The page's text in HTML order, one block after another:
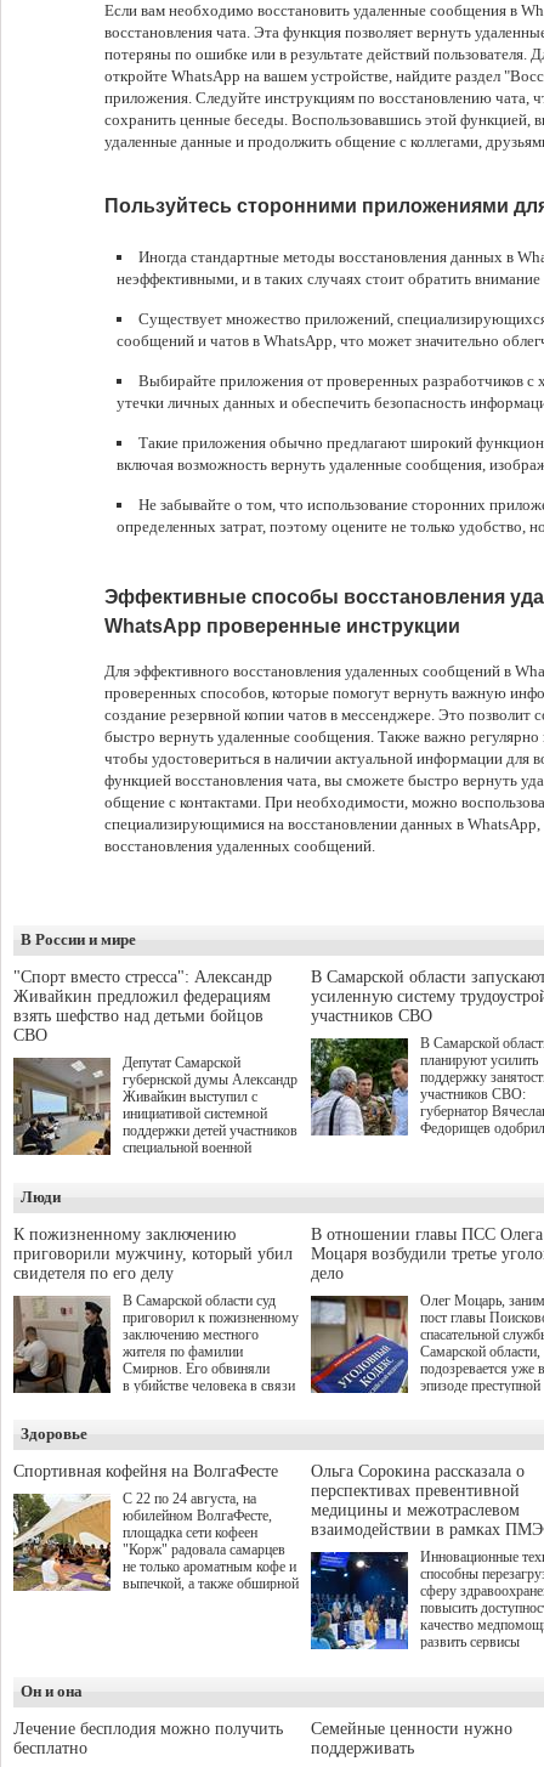
Если вам необходимо восстановить удаленные сообщения в
восстановления чата. Эта функция позволяет вернуть
потеряны по ошибке или в результате действий пользователя.
откройте WhatsApp на вашем устройстве, найдите раздел
приложения. Следуйте инструкциям по восстановлению чата,
сохранить ценные беседы. Воспользовавшись этой функцией,
удаленные данные и продолжить общение с коллегами,
Пользуйтесь сторонними приложениями
Иногда стандартные методы восстановления данных в
неэффективными, и в таких случаях стоит обратить
Существует множество приложений,
сообщений и чатов в WhatsApp, что может значительно
Выбирайте приложения от проверенных разработчиков
утечки личных данных и обеспечить безопасность
Такие приложения обычно предлагают широкий
включая возможность вернуть удаленные сообщения,
Не забывайте о том, что использование сторонних
определенных затрат, поэтому оцените не только удобство,
Эффективные способы восстановления
WhatsApp проверенные инструкции
Для эффективного восстановления удаленных сообщений в
проверенных способов, которые помогут вернуть важную
создание резервной копии чатов в мессенджере. Это
быстро вернуть удаленные сообщения. Также важно регулярно
чтобы удостовериться в наличии актуальной информации для
функцией восстановления чата, вы сможете быстро вернуть
общение с контактами. При необходимости, можно
специализирующимися на восстановлении данных в WhatsApp,
восстановления удаленных сообщений.
В России и мире
"Спорт вместо стресса": Александр
Живайкин предложил федерациям
взять шефство над детьми бойцов
СВО
Депутат Самарской
губернской думы Александр
Живайкин выступил с
инициативой системной
поддержки детей участников
специальной военной
"Помощь фронту и семьям
участников СВО", которая
прошла в Отрадном 7
августа.
В Самарской области
усиленную систему
участников СВО
В Самарской
планируют усилить
поддержку
участников СВО:
губернатор
Федорищев
на трудоустройство
спокойную
мирной жизни.
Люди
К пожизненному заключению
приговорили мужчину, который убил
свидетеля по его делу
В Самарской области суд
приговорил к пожизненному
заключению местного
жителя по фамилии
Смирнов. Его обвиняли
в убийстве человека в связи
В отношении главы ПСС Олега
Моцаря возбудили третье
дело
Олег Моцарь,
пост главы
спасательной
Самарской области,
подозревается уже
эпизоде преступной
а сам он
Здоровье
Спортивная кофейня на ВолгаФесте
С 22 по 24 августа, на
юбилейном ВолгаФесте,
площадка сети кофеен
"Корж" радовала самарцев
не только ароматным кофе и
выпечкой, а также обширной
Ольга Сорокина рассказала о
перспективах превентивной
медицины и межотраслевом
взаимодействии в рамках
Инновационные
способны
сферу
повысить
качество
развить сервисы
определенными
К ним можно
Он и она
Лечение бесплодия можно получить
бесплатно
Семейные ценности нужно
поддерживать